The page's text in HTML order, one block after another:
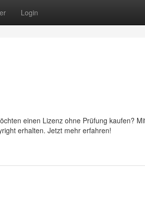
Login
einen Lizenz ohne Prüfung kaufen?
erhalten. Jetzt mehr erfahren!